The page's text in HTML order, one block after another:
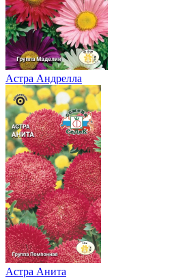
Астра Андрелла
Астра Анита